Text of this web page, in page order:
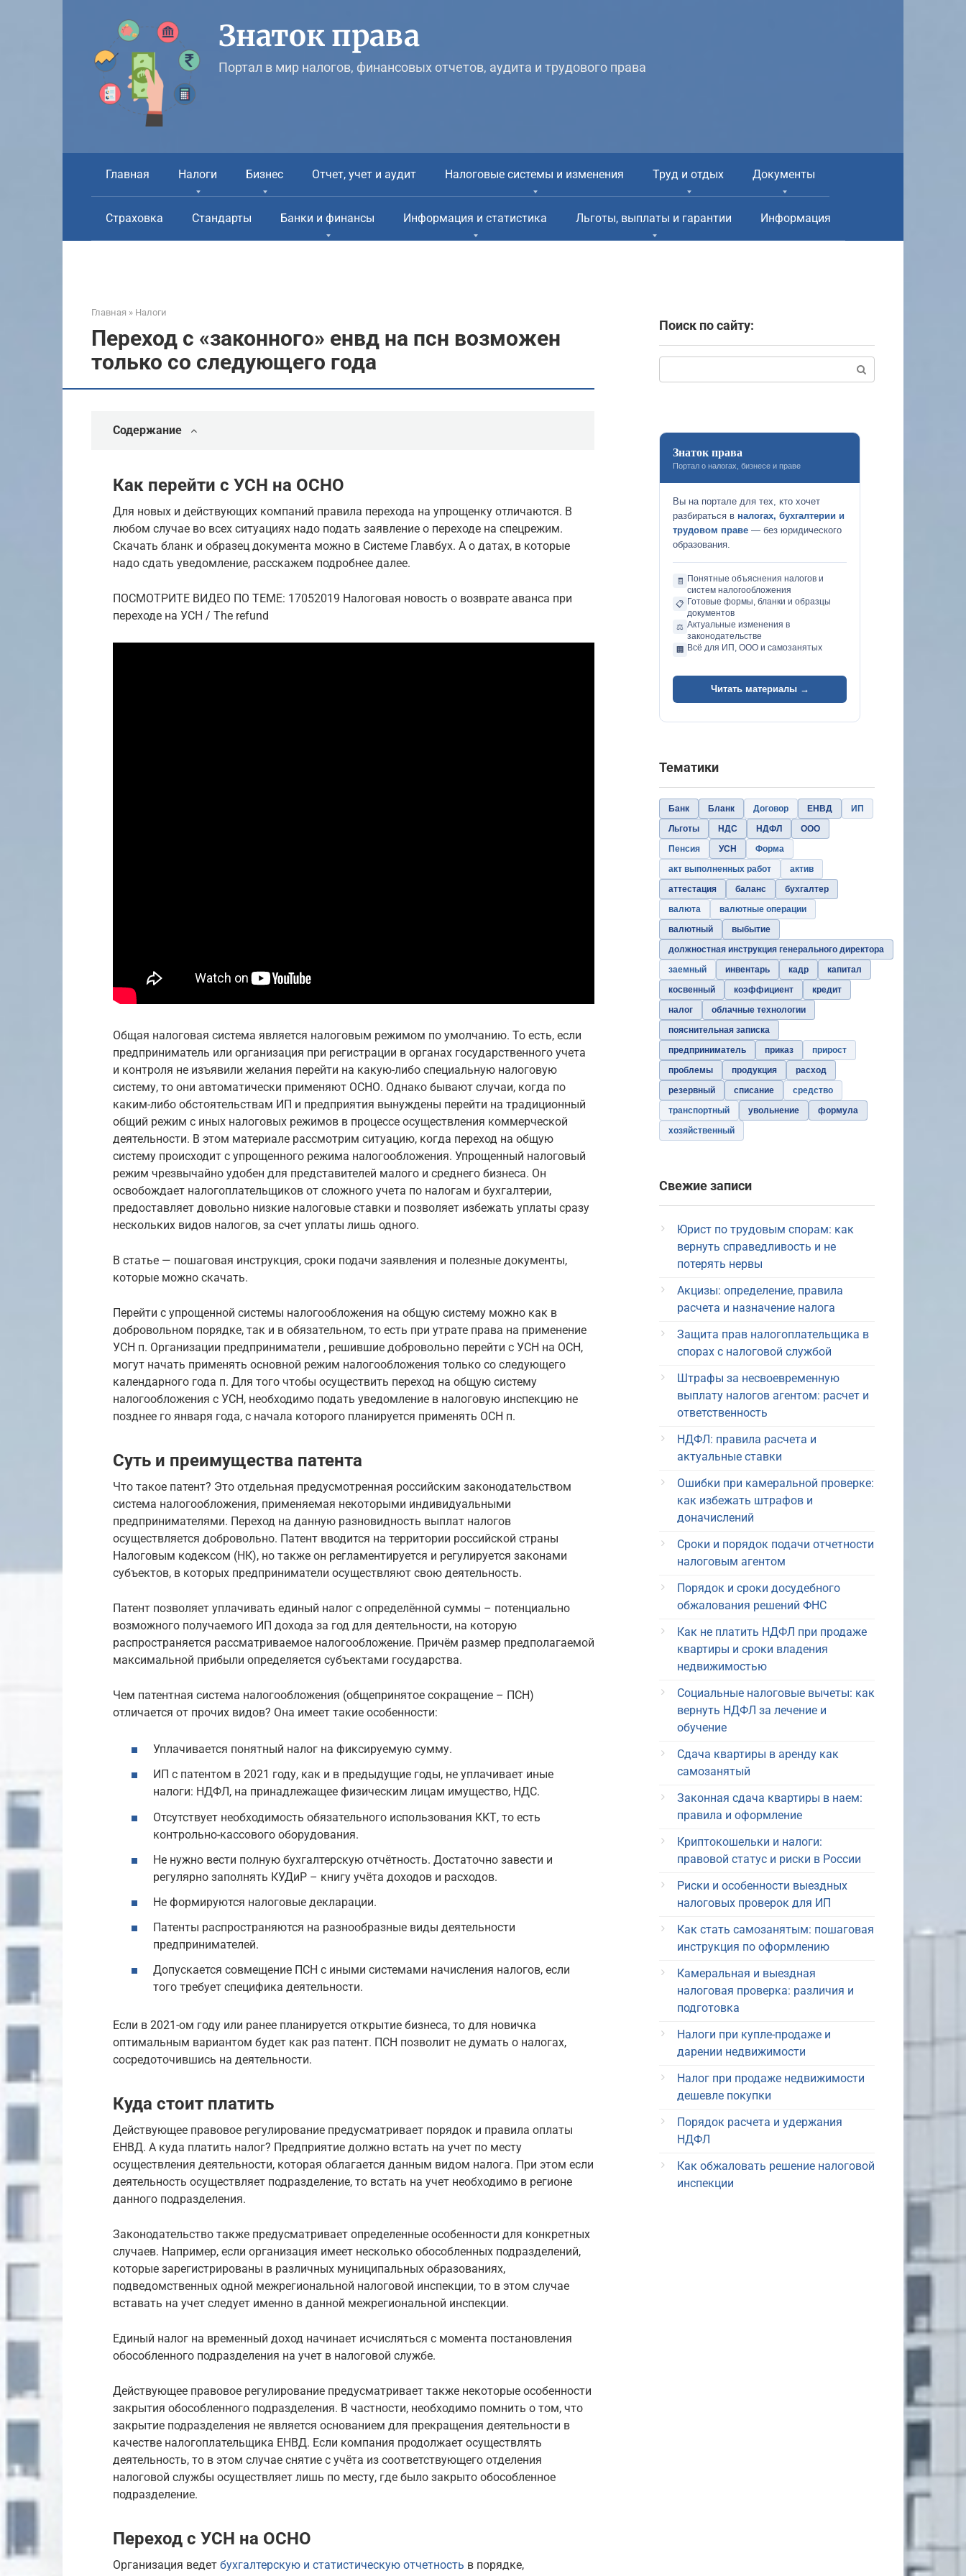
Знаток права
Портал в мир налогов, финансовых отчетов, аудита и трудового права
Главная Налоги Бизнес Отчет, учет и аудит Налоговые системы и изменения Труд и отдых Документы
Страховка Стандарты Банки и финансы Информация и статистика Льготы, выплаты и гарантии Информация
Главная » Налоги
Переход с «законного» енвд на псн возможен
только со следующего года
Содержание
Как перейти с УСН на ОСНО
Для новых и действующих компаний правила перехода на упрощенку отличаются. В
любом случае во всех ситуациях надо подать заявление о переходе на спецрежим.
Скачать бланк и образец документа можно в Системе Главбух. А о датах, в которые
надо сдать уведомление, расскажем подробнее далее.
ПОСМОТРИТЕ ВИДЕО ПО ТЕМЕ: 17052019 Налоговая новость о возврате аванса при
переходе на УСН / The refund
Общая налоговая система является налоговым режимом по умолчанию. То есть, если
предприниматель или организация при регистрации в органах государственного учета
и контроля не изъявили желания перейти на какую-либо специальную налоговую
систему, то они автоматически применяют ОСНО. Однако бывают случаи, когда по
каким-либо обстоятельствам ИП и предприятия вынуждены перейти на традиционный
общий режим с иных налоговых режимов в процессе осуществления коммерческой
деятельности. В этом материале рассмотрим ситуацию, когда переход на общую
систему происходит с упрощенного режима налогообложения. Упрощенный налоговый
режим чрезвычайно удобен для представителей малого и среднего бизнеса. Он
освобождает налогоплательщиков от сложного учета по налогам и бухгалтерии,
предоставляет довольно низкие налоговые ставки и позволяет избежать уплаты сразу
нескольких видов налогов, за счет уплаты лишь одного.
В статье — пошаговая инструкция, сроки подачи заявления и полезные документы,
которые можно скачать.
Перейти с упрощенной системы налогообложения на общую систему можно как в
добровольном порядке, так и в обязательном, то есть при утрате права на применение
УСН п. Организации предприниматели , решившие добровольно перейти с УСН на ОСН,
могут начать применять основной режим налогообложения только со следующего
календарного года п. Для того чтобы осуществить переход на общую систему
налогообложения с УСН, необходимо подать уведомление в налоговую инспекцию не
позднее го января года, с начала которого планируется применять ОСН п.
Суть и преимущества патента
Что такое патент? Это отдельная предусмотренная российским законодательством
система налогообложения, применяемая некоторыми индивидуальными
предпринимателями. Переход на данную разновидность выплат налогов
осуществляется добровольно. Патент вводится на территории российской страны
Налоговым кодексом (НК), но также он регламентируется и регулируется законами
субъектов, в которых предприниматели осуществляют свою деятельность.
Патент позволяет уплачивать единый налог с определённой суммы – потенциально
возможного получаемого ИП дохода за год для деятельности, на которую
распространяется рассматриваемое налогообложение. Причём размер предполагаемой
максимальной прибыли определяется субъектами государства.
Чем патентная система налогообложения (общепринятое сокращение – ПСН)
отличается от прочих видов? Она имеет такие особенности:
Уплачивается понятный налог на фиксируемую сумму.
ИП с патентом в 2021 году, как и в предыдущие годы, не уплачивает иные
налоги: НДФЛ, на принадлежащее физическим лицам имущество, НДС.
Отсутствует необходимость обязательного использования ККТ, то есть
контрольно-кассового оборудования.
Не нужно вести полную бухгалтерскую отчётность. Достаточно завести и
регулярно заполнять КУДиР – книгу учёта доходов и расходов.
Не формируются налоговые декларации.
Патенты распространяются на разнообразные виды деятельности
предпринимателей.
Допускается совмещение ПСН с иными системами начисления налогов, если
того требует специфика деятельности.
Если в 2021-ом году или ранее планируется открытие бизнеса, то для новичка
оптимальным вариантом будет как раз патент. ПСН позволит не думать о налогах,
сосредоточившись на деятельности.
Куда стоит платить
Действующее правовое регулирование предусматривает порядок и правила оплаты
ЕНВД. А куда платить налог? Предприятие должно встать на учет по месту
осуществления деятельности, которая облагается данным видом налога. При этом если
деятельность осуществляет подразделение, то встать на учет необходимо в регионе
данного подразделения.
Законодательство также предусматривает определенные особенности для конкретных
случаев. Например, если организация имеет несколько обособленных подразделений,
которые зарегистрированы в различных муниципальных образованиях,
подведомственных одной межрегиональной налоговой инспекции, то в этом случае
вставать на учет следует именно в данной межрегиональной инспекции.
Единый налог на временный доход начинает исчисляться с момента постановления
обособленного подразделения на учет в налоговой службе.
Действующее правовое регулирование предусматривает также некоторые особенности
закрытия обособленного подразделения. В частности, необходимо помнить о том, что
закрытие подразделения не является основанием для прекращения деятельности в
качестве налогоплательщика ЕНВД. Если компания продолжает осуществлять
деятельность, то в этом случае снятие с учёта из соответствующего отделения
налоговой службы осуществляет лишь по месту, где было закрыто обособленное
подразделение.
Переход с УСН на ОСНО
Организация ведет бухгалтерскую и статистическую отчетность в порядке,
Поиск по сайту:
Знаток права
Портал о налогах, бизнесе и праве
Вы на портале для тех, кто хочет
разбираться в налогах, бухгалтерии и
трудовом праве — без юридического
образования.
🧾
Понятные объяснения налогов и
систем налогообложения
📋 Готовые формы, бланки и образцы
документов
⚖️ Актуальные изменения в
законодательстве
🏢 Всё для ИП, ООО и самозанятых
Читать материалы →
Тематики
Банк Бланк Договор ЕНВД
ИП
Льготы
НДС НДФЛ
ООО
Пенсия
УСН
Форма
акт выполненных работ
актив
аттестация
баланс
бухгалтер
валюта
валютные операции
валютный
выбытие
должностная инструкция генерального директора
заемный
инвентарь кадр
капитал
косвенный
коэффициент
кредит
налог
облачные технологии
пояснительная записка
предприниматель
приказ
прирост
проблемы
продукция
расход
резервный
списание
средство
транспортный
увольнение
формула
хозяйственный
Свежие записи
Юрист по трудовым спорам: как
вернуть справедливость и не
потерять нервы
Акцизы: определение, правила
расчета и назначение налога
Защита прав налогоплательщика в
спорах с налоговой службой
Штрафы за несвоевременную
выплату налогов агентом: расчет и
ответственность
НДФЛ: правила расчета и
актуальные ставки
Ошибки при камеральной проверке:
как избежать штрафов и
доначислений
Сроки и порядок подачи отчетности
налоговым агентом
Порядок и сроки досудебного
обжалования решений ФНС
Как не платить НДФЛ при продаже
квартиры и сроки владения
недвижимостью
Социальные налоговые вычеты: как
вернуть НДФЛ за лечение и
обучение
Сдача квартиры в аренду как
самозанятый
Законная сдача квартиры в наем:
правила и оформление
Криптокошельки и налоги:
правовой статус и риски в России
Риски и особенности выездных
налоговых проверок для ИП
Как стать самозанятым: пошаговая
инструкция по оформлению
Камеральная и выездная
налоговая проверка: различия и
подготовка
Налоги при купле-продаже и
дарении недвижимости
Налог при продаже недвижимости
дешевле покупки
Порядок расчета и удержания
НДФЛ
Как обжаловать решение налоговой
инспекции